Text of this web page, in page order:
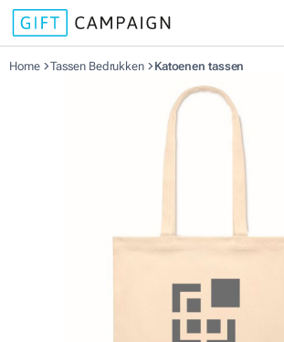
Home Tassen Bedrukken Katoenen tassen